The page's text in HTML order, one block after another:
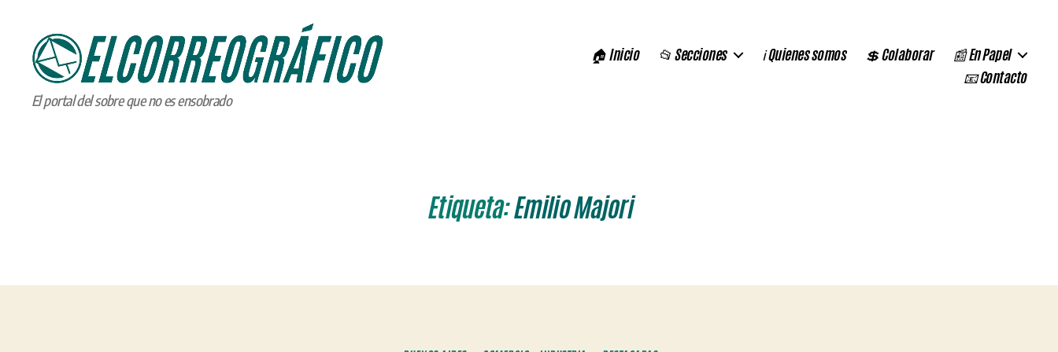
ELCORREOGRÁFICO
El portal del sobre que no es ensobrado
🏠 Inicio 📂 Secciones ℹ️ Quienes somos 💲 Colaborar
📰 En Papel
📧 Contacto
Etiqueta:Emilio Majori
Categorías